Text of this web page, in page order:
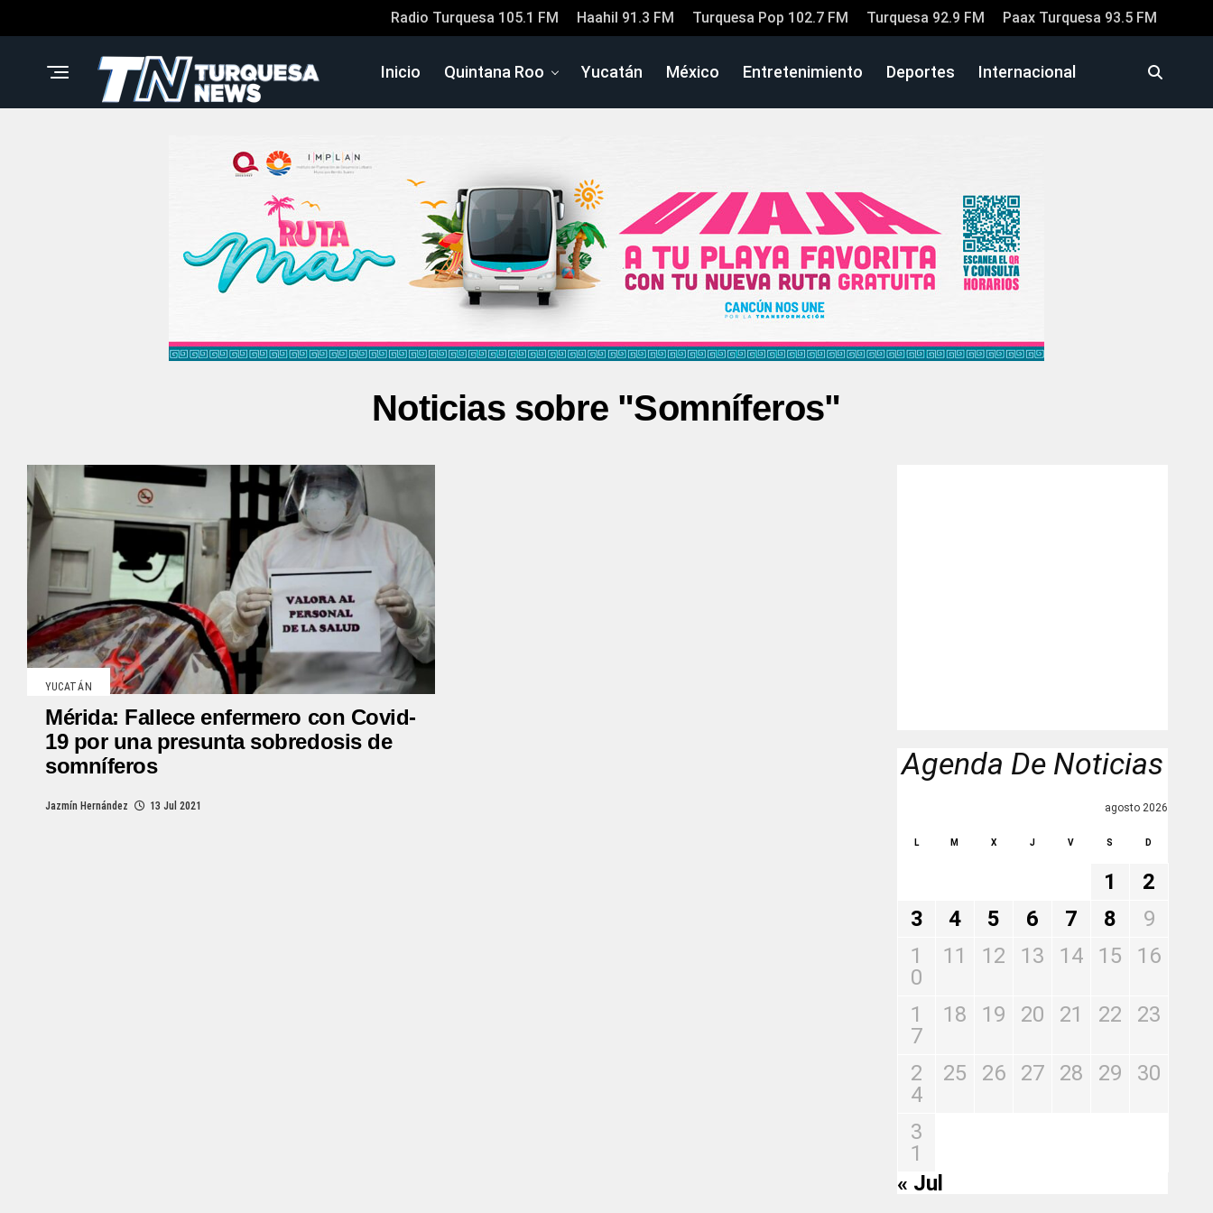
Radio Turquesa 105.1 FM Haahil 91.3 FM Turquesa Pop 102.7 FM Turquesa 92.9 FM Paax Turquesa 93.5 FM
Inicio Quintana Roo Yucatán México Entretenimiento Deportes Internacional
Noticias sobre "Somníferos"
YUCATÁN
Mérida: Fallece enfermero con Covid-
19 por una presunta sobredosis de
somníferos
Jazmín Hernández 13 Jul 2021
Agenda De Noticias
agosto 2026
L M X J V S D
1
2
3
4 5 6 7 8
9
1
0
11 12 13 14 15 16
1
7
18 19 20 21 22 23
2
4
25 26 27 28 29 30
3
1
« Jul